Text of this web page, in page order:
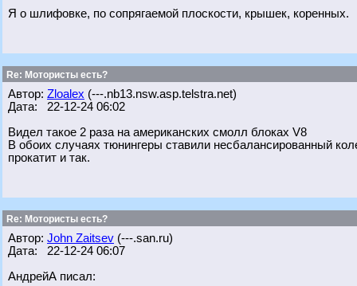
Я о шлифовке, по сопрягаемой плоскости, крышек, коренных.
Re: Мотористы есть?
Автор: Zloalex (---.nb13.nsw.asp.telstra.net)
Дата: 22-12-24 06:02
Видел такое 2 раза на американских смолл блоках V8
В обоих случаях тюнингеры ставили несбалансированный
прокатит и так.
Re: Мотористы есть?
Автор: John Zaitsev (---.san.ru)
Дата: 22-12-24 06:07
АндрейА писал: